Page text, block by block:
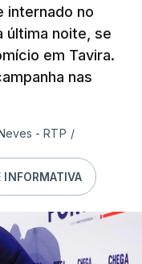
internado no
última noite, se
em Tavira.
nas
- RTP /